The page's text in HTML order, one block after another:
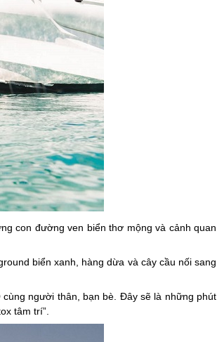
con đường ven biển thơ mộng và cảnh quan
biển xanh, hàng dừa và cây cầu nối sang
người thân, bạn bè. Đây sẽ là những phút
tâm trí”.